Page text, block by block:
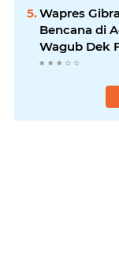
Wapres
Bencana di
Wagub Dek